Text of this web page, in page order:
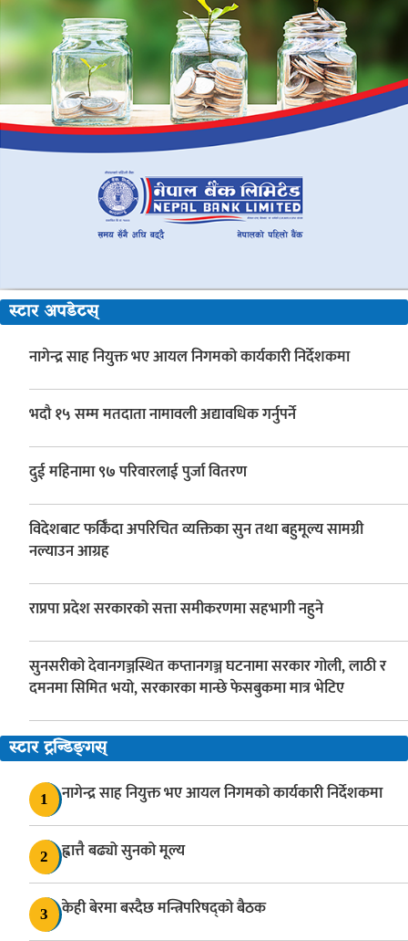
स्टार अपडेटस्
नागेन्द्र साह नियुक्त भए आयल निगमको कार्यकारी निर्देशकमा
भदौ १५ सम्म मतदाता नामावली अद्यावधिक गर्नुपर्ने
दुई महिनामा ९७ परिवारलाई पुर्जा वितरण
विदेशबाट फर्किँदा अपरिचित व्यक्तिका सुन तथा बहुमूल्य सामग्री
नल्याउन आग्रह
राप्रपा प्रदेश सरकारको सत्ता समीकरणमा सहभागी नहुने
सुनसरीको देवानगञ्जस्थित कप्तानगञ्ज घटनामा सरकार गोली, लाठी र
दमनमा सिमित भयो, सरकारका मान्छे फेसबुकमा मात्र भेटिए
स्टार ट्रन्डिङ्गस्
1 नागेन्द्र साह नियुक्त भए आयल निगमको कार्यकारी निर्देशकमा
2 ह्वात्तै बढ्यो सुनको मूल्य
3 केही बेरमा बस्दैछ मन्त्रिपरिषद्को बैठक